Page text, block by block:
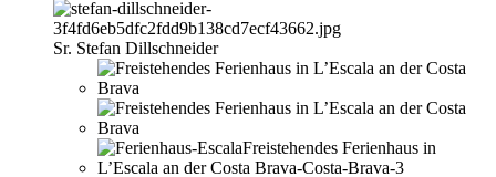
Sr. Stefan Dillschneider